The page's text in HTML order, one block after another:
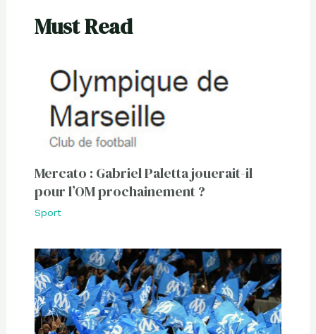
Must Read
Mercato : Gabriel Paletta jouerait-il
pour l’OM prochainement ?
Sport